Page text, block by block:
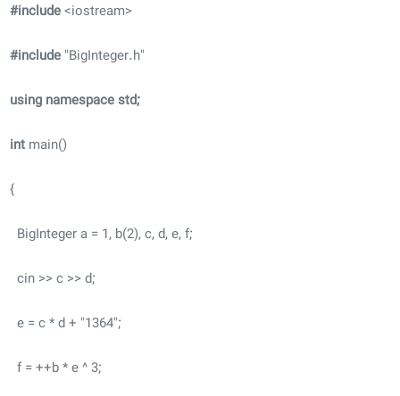
#include<iostream>
#include"BigInteger.h"
using namespace std;
intmain()
BigInteger a = 1, b(2), c, d, e, f;
cin >> c >> d;
e = c * d + "1364";
f = ++b * e ^ 3;